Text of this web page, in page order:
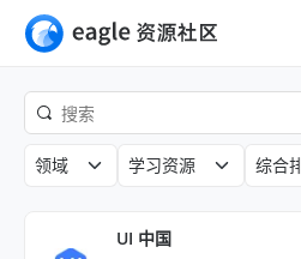
领域 学习资源 综合
UI 中国